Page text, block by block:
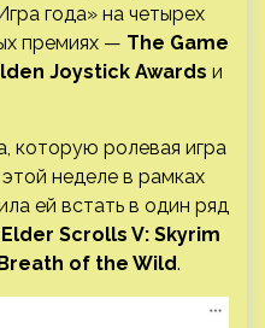
года» на четырех
премиях — The Game
Joystick Awards и
которую ролевая игра
неделе в рамках
ей встать в один ряд
Scrolls V: Skyrim
of the Wild.